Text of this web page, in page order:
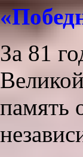
За 81
память